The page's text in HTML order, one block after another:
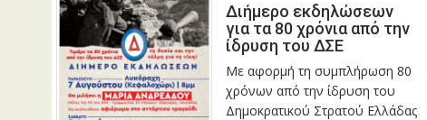
Διήμερο εκδηλώσεων
για τα 80 χρόνια από την
ίδρυση του ΔΣΕ
Με αφορμή τη συμπλήρωση 80
χρόνων από την ίδρυση του
Δημοκρατικού Στρατού Ελλάδας